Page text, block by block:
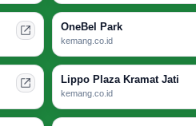
OneBel Park
kemang.co.id
Lippo Plaza Kramat Jati
kemang.co.id